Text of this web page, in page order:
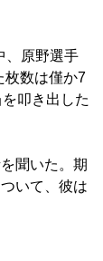
、原野選手
枚数は僅か7
叩き出した
聞いた。期
いて、彼は